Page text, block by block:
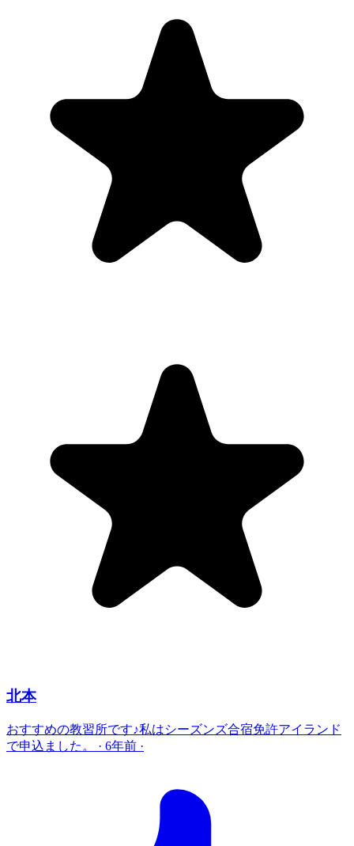
北本
おすすめの教習所です♪私はシーズンズ合宿免許アイランド
で申込ました。
· 6年前 ·